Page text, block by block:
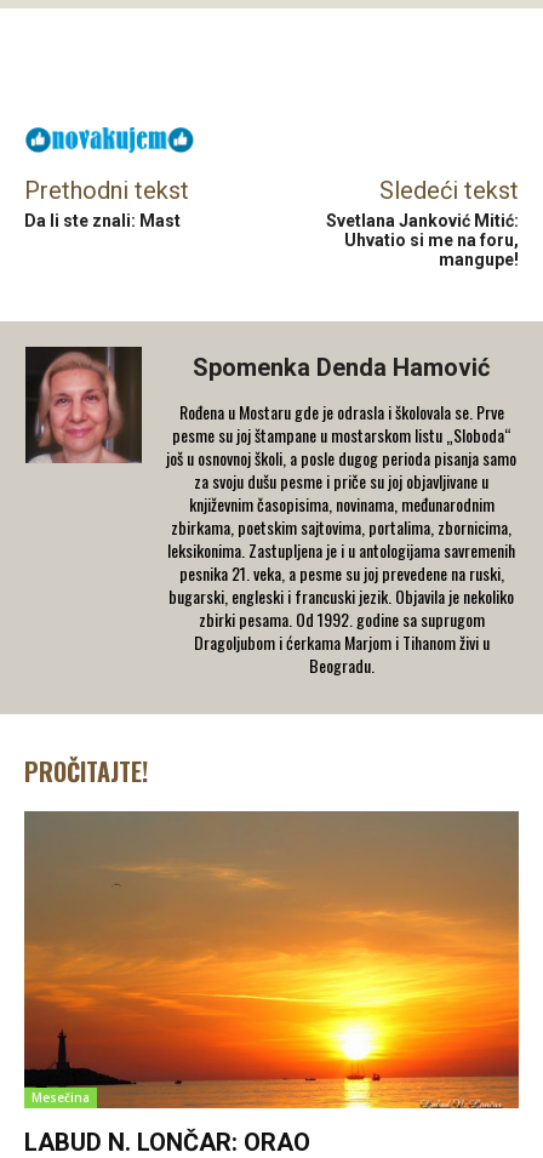
Prethodni tekst
Da li ste znali: Mast
Sledeći tekst
Svetlana Janković Mitić:
Uhvatio si me na foru,
mangupe!
Spomenka Denda Hamović
Rođena u Mostaru gde je odrasla i školovala se. Prve
pesme su joj štampane u mostarskom listu „Sloboda“
još u osnovnoj školi, a posle dugog perioda pisanja samo
za svoju dušu pesme i priče su joj objavljivane u
književnim časopisima, novinama, međunarodnim
zbirkama, poetskim sajtovima, portalima, zbornicima,
leksikonima. Zastupljena je i u antologijama savremenih
pesnika 21. veka, a pesme su joj prevedene na ruski,
bugarski, engleski i francuski jezik. Objavila je nekoliko
zbirki pesama. Od 1992. godine sa suprugom
Dragoljubom i ćerkama Marjom i Tihanom živi u
Beogradu.
PROČITAJTE!
Mesečina
LABUD N. LONČAR: ORAO